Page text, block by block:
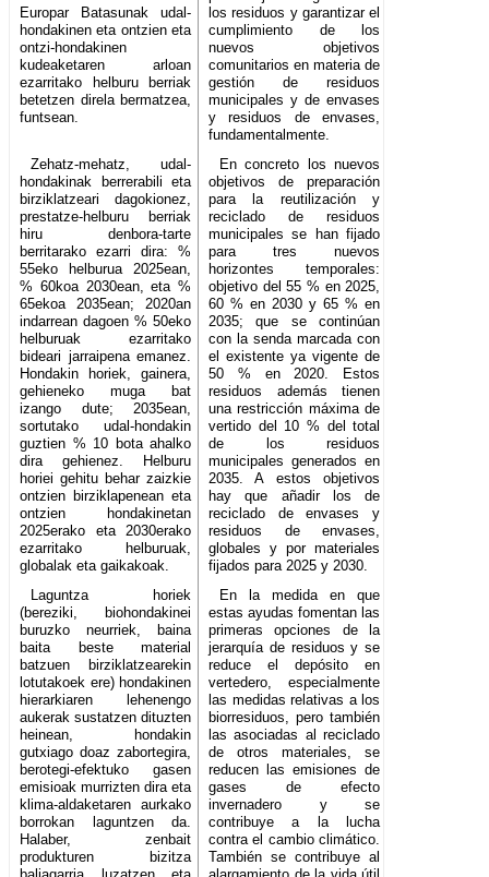
Europar Batasunak udal-
hondakinen eta ontzien eta
ontzi-hondakinen
kudeaketaren arloan
ezarritako helburu berriak
betetzen direla bermatzea,
funtsean.
los residuos y garantizar el
cumplimiento de los
nuevos objetivos
comunitarios en materia de
gestión de residuos
municipales y de envases
y residuos de envases,
fundamentalmente.
Zehatz-mehatz, udal-
hondakinak berrerabili eta
birziklatzeari dagokionez,
prestatze-helburu berriak
hiru denbora-tarte
berritarako ezarri dira: %
55eko helburua 2025ean,
% 60koa 2030ean, eta %
65ekoa 2035ean; 2020an
indarrean dagoen % 50eko
helburuak ezarritako
bideari jarraipena emanez.
Hondakin horiek, gainera,
gehieneko muga bat
izango dute; 2035ean,
sortutako udal-hondakin
guztien % 10 bota ahalko
dira gehienez. Helburu
horiei gehitu behar zaizkie
ontzien birziklapenean eta
ontzien hondakinetan
2025erako eta 2030erako
ezarritako helburuak,
globalak eta gaikakoak.
En concreto los nuevos
objetivos de preparación
para la reutilización y
reciclado de residuos
municipales se han fijado
para tres nuevos
horizontes temporales:
objetivo del 55 % en 2025,
60 % en 2030 y 65 % en
2035; que se continúan
con la senda marcada con
el existente ya vigente de
50 % en 2020. Estos
residuos además tienen
una restricción máxima de
vertido del 10 % del total
de los residuos
municipales generados en
2035. A estos objetivos
hay que añadir los de
reciclado de envases y
residuos de envases,
globales y por materiales
fijados para 2025 y 2030.
Laguntza horiek
(bereziki, biohondakinei
buruzko neurriek, baina
baita beste material
batzuen birziklatzearekin
lotutakoek ere) hondakinen
hierarkiaren lehenengo
aukerak sustatzen dituzten
heinean, hondakin
gutxiago doaz zabortegira,
berotegi-efektuko gasen
emisioak murrizten dira eta
klima-aldaketaren aurkako
borrokan laguntzen da.
Halaber, zenbait
produkturen bizitza
En la medida en que
estas ayudas fomentan las
primeras opciones de la
jerarquía de residuos y se
reduce el depósito en
vertedero, especialmente
las medidas relativas a los
biorresiduos, pero también
las asociadas al reciclado
de otros materiales, se
reducen las emisiones de
gases de efecto
invernadero y se
contribuye a la lucha
contra el cambio climático.
También se contribuye al